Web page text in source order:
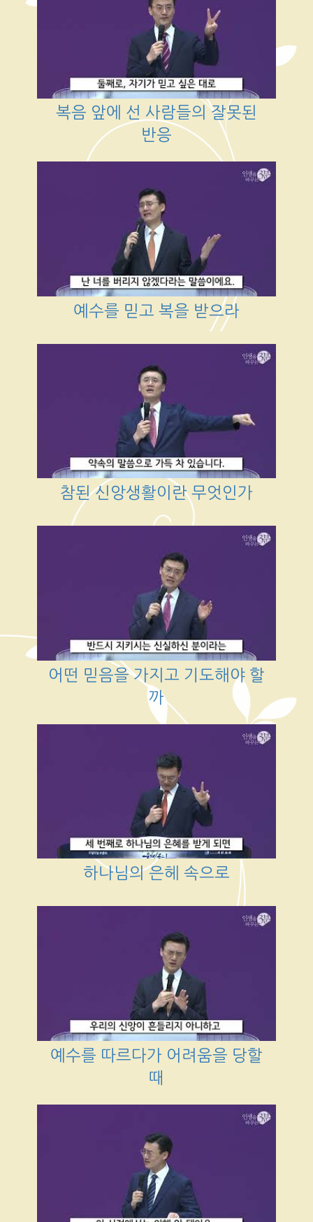
복음 앞에 선 사람들의 잘못된
반응
예수를 믿고 복을 받으라
참된 신앙생활이란 무엇인가
어떤 믿음을 가지고 기도해야 할
까
하나님의 은헤 속으로
예수를 따르다가 어려움을 당할
때